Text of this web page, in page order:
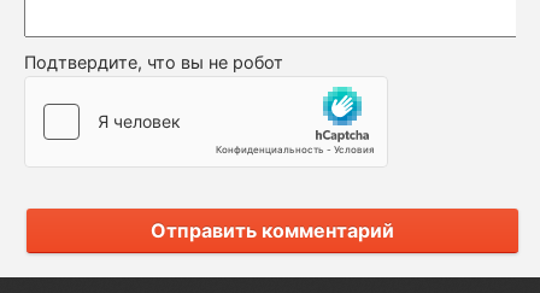
Подтвердите, что вы не робот
Отправить комментарий